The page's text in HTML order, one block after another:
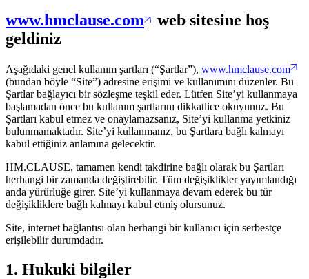
www.hmclause.com
web sitesine hoş
geldiniz
Aşağıdaki genel kullanım şartları (“Şartlar”), www.hmclause.com
(bundan böyle “Site”) adresine erişimi ve kullanımını düzenler. Bu
Şartlar bağlayıcı bir sözleşme teşkil eder. Lütfen Site’yi kullanmaya
başlamadan önce bu kullanım şartlarını dikkatlice okuyunuz. Bu
Şartları kabul etmez ve onaylamazsanız, Site’yi kullanma yetkiniz
bulunmamaktadır. Site’yi kullanmanız, bu Şartlara bağlı kalmayı
kabul ettiğiniz anlamına gelecektir.
HM.CLAUSE, tamamen kendi takdirine bağlı olarak bu Şartları
herhangi bir zamanda değiştirebilir. Tüm değişiklikler yayımlandığı
anda yürürlüğe girer. Site’yi kullanmaya devam ederek bu tür
değişikliklere bağlı kalmayı kabul etmiş olursunuz.
Site, internet bağlantısı olan herhangi bir kullanıcı için serbestçe
erişilebilir durumdadır.
1. Hukuki bilgiler